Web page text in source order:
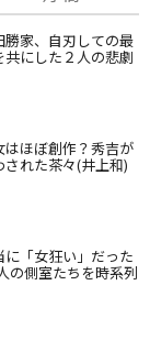
勝家、自刃しての最
にした２人の悲劇
はほぼ創作？秀吉が
れた茶々(井上和)
に「女狂い」だった
の側室たちを時系列